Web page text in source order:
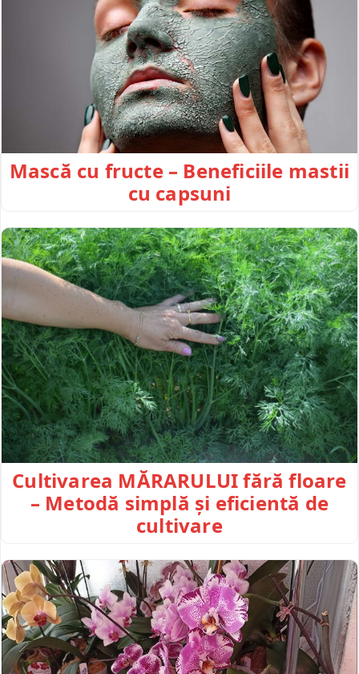
Mască cu fructe – Beneficiile mastii
cu capsuni
Cultivarea MĂRARULUI fără floare
– Metodă simplă și eficientă de
cultivare